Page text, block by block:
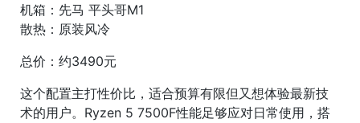
机箱：先马 平头哥M1
散热：原装风冷
总价：约3490元
这个配置主打性价比，适合预算有限但又想体验最新技
术的用户。Ryzen 5 7500F性能足够应对日常使用，搭